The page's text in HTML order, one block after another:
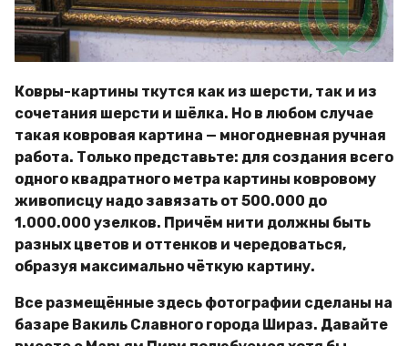
Ковры-картины ткутся как из шерсти, так и из
сочетания шерсти и шёлка. Но в любом случае
такая ковровая картина — многодневная ручная
работа. Только представьте: для создания всего
одного квадратного метра картины ковровому
живописцу надо завязать от 500.000 до
1.000.000 узелков. Причём нити должны быть
разных цветов и оттенков и чередоваться,
образуя максимально чёткую картину.
Все размещённые здесь фотографии сделаны на
базаре Вакиль Славного города Шираз. Давайте